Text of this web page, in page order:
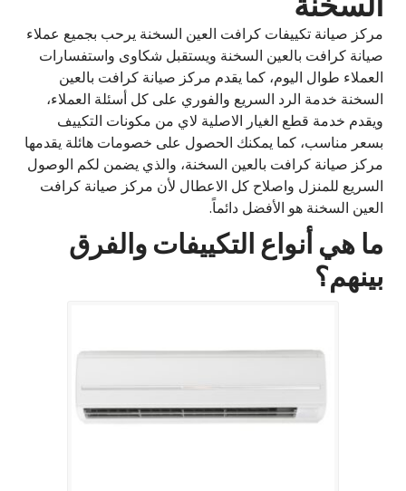
مركز صيانة تكييفات كرافت العين السخنة يرحب بجميع عملاء
صيانة كرافت بالعين السخنة ويستقبل شكاوى واستفسارات
العملاء طوال اليوم، كما يقدم مركز صيانة كرافت بالعين
السخنة خدمة الرد السريع والفوري على كل أسئلة العملاء،
ويقدم خدمة قطع الغيار الاصلية لاي من مكونات التكييف
بسعر مناسب، كما يمكنك الحصول على خصومات هائلة يقدمها
مركز صيانة كرافت بالعين السخنة، والذي يضمن لكم الوصول
السريع للمنزل واصلاح كل الاعطال لأن مركز صيانة كرافت
العين السخنة هو الأفضل دائماً.
ما هي أنواع التكييفات والفرق
بينهم؟